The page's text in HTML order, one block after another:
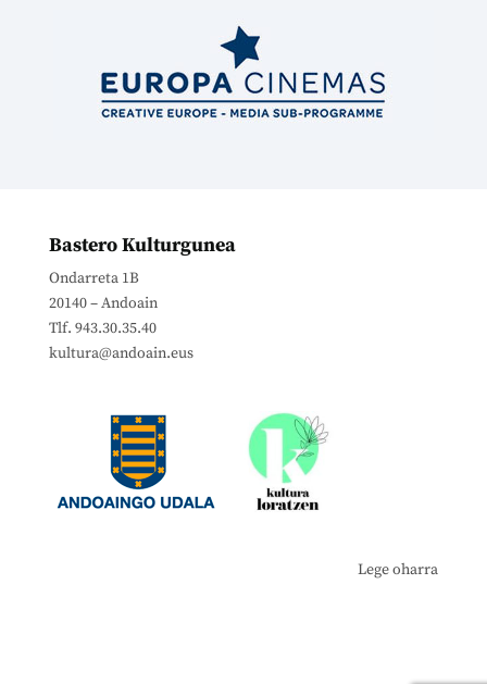
Bastero Kulturgunea
Ondarreta 1B
20140 – Andoain
Tlf. 943.30.35.40
kultura@andoain.eus
Lege oharra